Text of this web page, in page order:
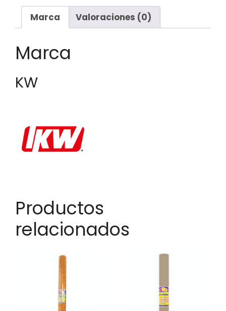
Marca Valoraciones (0)
Marca
KW
Productos
relacionados